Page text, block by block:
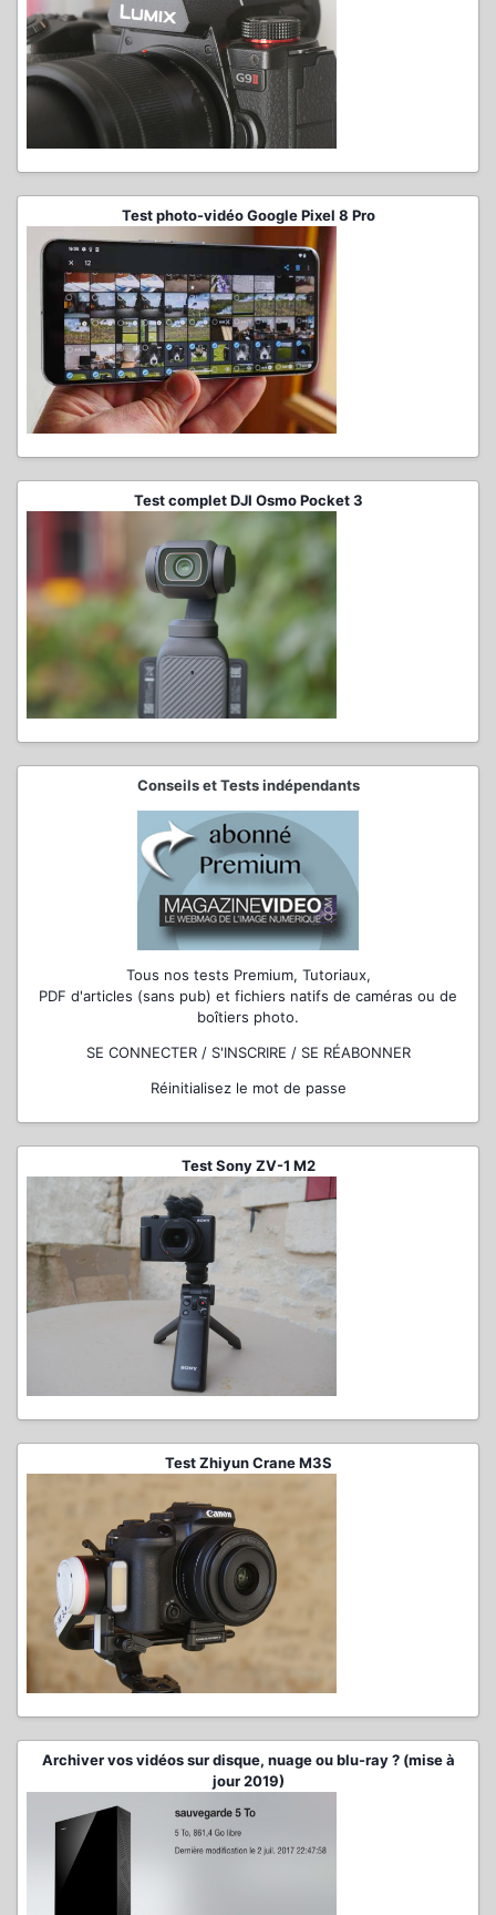
Test photo-vidéo Google Pixel 8 Pro
Test complet DJI Osmo Pocket 3
Conseils et Tests indépendants
Tous nos tests Premium, Tutoriaux,
PDF d'articles (sans pub) et fichiers natifs de caméras ou de
boîtiers photo.
SE CONNECTER / S'INSCRIRE / SE RÉABONNER
Réinitialisez le mot de passe
Test Sony ZV-1 M2
Test Zhiyun Crane M3S
Archiver vos vidéos sur disque, nuage ou blu-ray ? (mise à
jour 2019)